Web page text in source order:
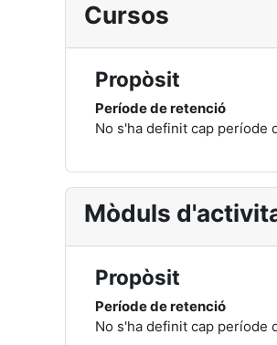
Cursos
Propòsit
Període de retenció
No s'ha definit cap període
Mòduls
Propòsit
Període de retenció
No s'ha definit cap període